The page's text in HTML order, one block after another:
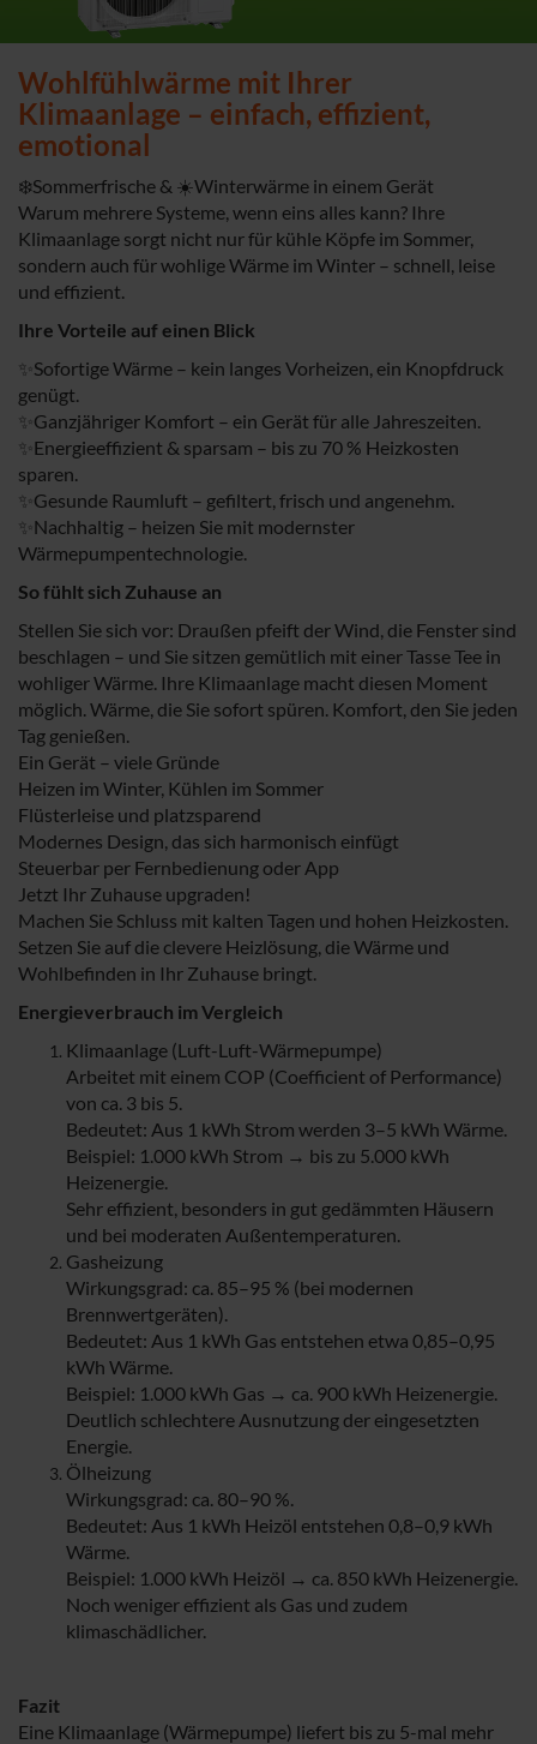
Wohlfühlwärme mit Ihrer
Klimaanlage – einfach, effizient,
emotional
❄️Sommerfrische & ☀️Winterwärme in einem Gerät
Warum mehrere Systeme, wenn eins alles kann? Ihre
Klimaanlage sorgt nicht nur für kühle Köpfe im Sommer,
sondern auch für wohlige Wärme im Winter – schnell, leise
und effizient.
Ihre Vorteile auf einen Blick
✨Sofortige Wärme – kein langes Vorheizen, ein Knopfdruck
genügt.
✨Ganzjähriger Komfort – ein Gerät für alle Jahreszeiten.
✨Energieeffizient & sparsam – bis zu 70 % Heizkosten
sparen.
✨Gesunde Raumluft – gefiltert, frisch und angenehm.
✨Nachhaltig – heizen Sie mit modernster
Wärmepumpentechnologie.
So fühlt sich Zuhause an
Stellen Sie sich vor: Draußen pfeift der Wind, die Fenster sind
beschlagen – und Sie sitzen gemütlich mit einer Tasse Tee in
wohliger Wärme. Ihre Klimaanlage macht diesen Moment
möglich. Wärme, die Sie sofort spüren. Komfort, den Sie jeden
Tag genießen.
Ein Gerät – viele Gründe
Heizen im Winter, Kühlen im Sommer
Flüsterleise und platzsparend
Modernes Design, das sich harmonisch einfügt
Steuerbar per Fernbedienung oder App
Jetzt Ihr Zuhause upgraden!
Machen Sie Schluss mit kalten Tagen und hohen Heizkosten.
Setzen Sie auf die clevere Heizlösung, die Wärme und
Wohlbefinden in Ihr Zuhause bringt.
Energieverbrauch im Vergleich
Klimaanlage (Luft-Luft-Wärmepumpe)
Arbeitet mit einem COP (Coefficient of Performance)
von ca. 3 bis 5.
Bedeutet: Aus 1 kWh Strom werden 3–5 kWh Wärme.
Beispiel: 1.000 kWh Strom → bis zu 5.000 kWh
Heizenergie.
Sehr effizient, besonders in gut gedämmten Häusern
und bei moderaten Außentemperaturen.
Gasheizung
Wirkungsgrad: ca. 85–95 % (bei modernen
Brennwertgeräten).
Bedeutet: Aus 1 kWh Gas entstehen etwa 0,85–0,95
kWh Wärme.
Beispiel: 1.000 kWh Gas → ca. 900 kWh Heizenergie.
Deutlich schlechtere Ausnutzung der eingesetzten
Energie.
Ölheizung
Wirkungsgrad: ca. 80–90 %.
Bedeutet: Aus 1 kWh Heizöl entstehen 0,8–0,9 kWh
Wärme.
Beispiel: 1.000 kWh Heizöl → ca. 850 kWh Heizenergie.
Noch weniger effizient als Gas und zudem
klimaschädlicher.
Fazit
Eine Klimaanlage (Wärmepumpe) liefert bis zu 5-mal mehr